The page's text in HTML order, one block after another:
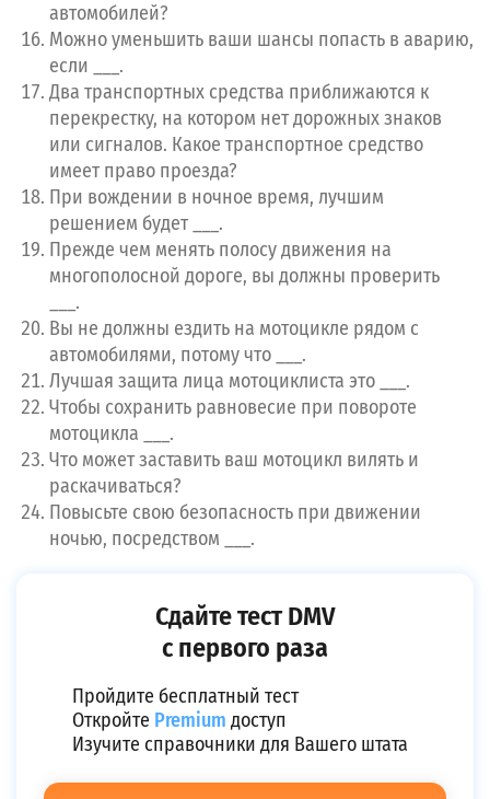
автомобилей?
Можно уменьшить ваши шансы попасть в аварию,
если ___.
Два транспортных средства приближаются к
перекрестку, на котором нет дорожных знаков
или сигналов. Какое транспортное средство
имеет право проезда?
При вождении в ночное время, лучшим
решением будет ___.
Прежде чем менять полосу движения на
многополосной дороге, вы должны проверить
___.
Вы не должны ездить на мотоцикле рядом с
автомобилями, потому что ___.
Лучшая защита лица мотоциклиста это ___.
Чтобы сохранить равновесие при повороте
мотоцикла ___.
Что может заставить ваш мотоцикл вилять и
раскачиваться?
Повысьте свою безопасность при движении
ночью, посредством ___.
Сдайте тест DMV
с первого раза
Пройдите бесплатный тест
Откройте Premium доступ
Изучите справочники для Вашего штата